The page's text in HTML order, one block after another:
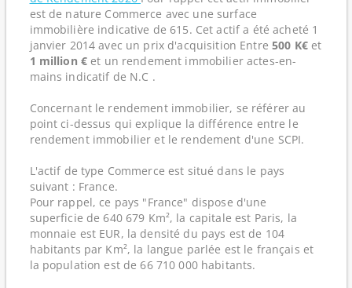
est de nature Commerce avec une surface
immobilière indicative de 615. Cet actif a été acheté 1
janvier 2014 avec un prix d'acquisition Entre 500 K€et
1 million € et un rendement immobilier actes-en-
mains indicatif de N.C .
Concernant le rendement immobilier, se référer au
point ci-dessus qui explique la différence entre le
rendement immobilier et le rendement d'une SCPI.
L'actif de type Commerce est situé dans le pays
suivant : France.
Pour rappel, ce pays "France" dispose d'une
superficie de 640 679 Km², la capitale est Paris, la
monnaie est EUR, la densité du pays est de 104
habitants par Km², la langue parlée est le français et
la population est de 66 710 000 habitants.